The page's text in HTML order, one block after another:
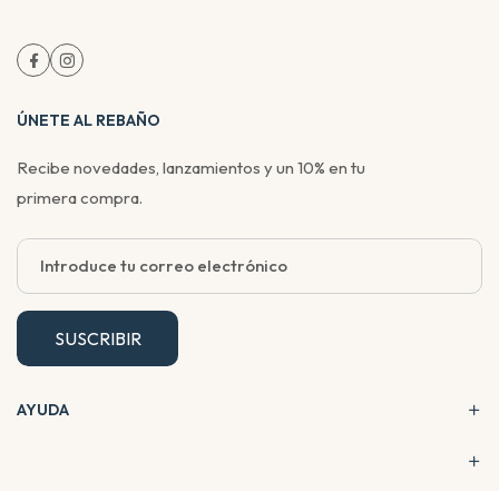
AYUDA
ÚNETE AL REBAÑO
Recibe novedades, lanzamientos y un 10% en tu
primera compra.
SUSCRIBIR